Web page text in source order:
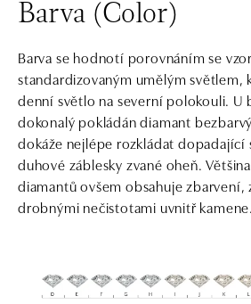
Barva (Color)
Barva se hodnotí porovnáním se
standardizovaným umělým světlem,
denní světlo na severní polokouli. U
dokonalý pokládán diamant
dokáže nejlépe rozkládat dopadající
duhové záblesky zvané oheň.
diamantů ovšem obsahuje zbarvení,
drobnými nečistotami uvnitř kamene.